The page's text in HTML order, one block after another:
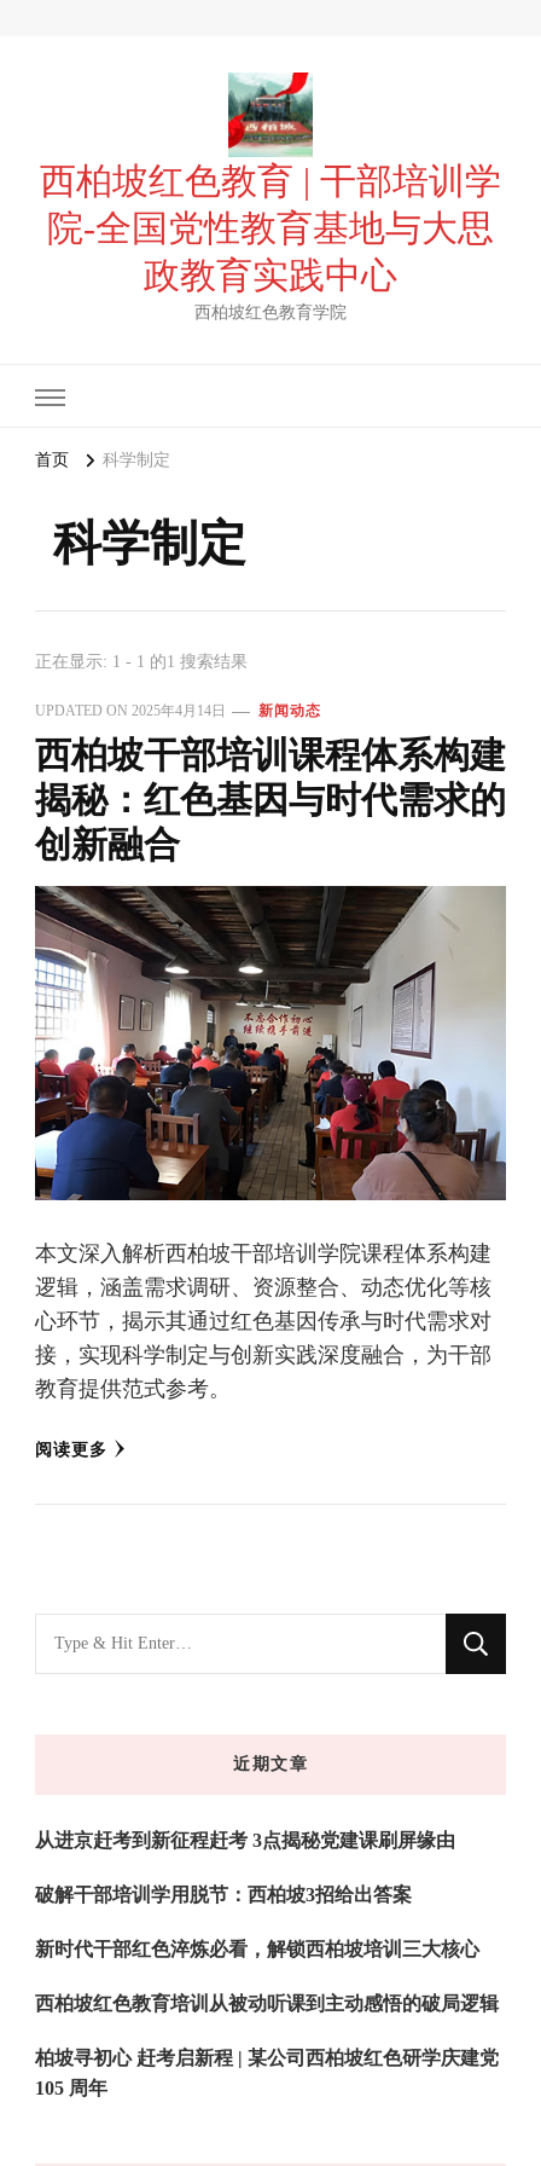
西柏坡红色教育 | 干部培训学
院-全国党性教育基地与大思
政教育实践中心
西柏坡红色教育学院
首页 科学制定
科学制定
正在显示: 1 - 1 的1 搜索结果
UPDATED ON 2025年4月14日 新闻动态
西柏坡干部培训课程体系构建
揭秘：红色基因与时代需求的
创新融合
本文深入解析西柏坡干部培训学院课程体系构建
逻辑，涵盖需求调研、资源整合、动态优化等核
心环节，揭示其通过红色基因传承与时代需求对
接，实现科学制定与创新实践深度融合，为干部
教育提供范式参考。
阅读更多
什
近期文章
从进京赶考到新征程赶考 3点揭秘党建课刷屏缘由
破解干部培训学用脱节：西柏坡3招给出答案
新时代干部红色淬炼必看，解锁西柏坡培训三大核心
西柏坡红色教育培训从被动听课到主动感悟的破局逻辑
柏坡寻初心 赶考启新程 | 某公司西柏坡红色研学庆建党
105 周年